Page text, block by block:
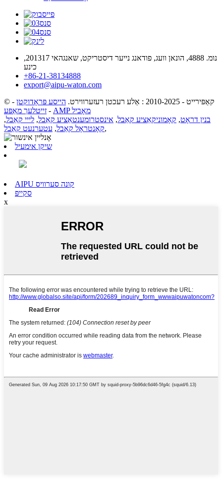
נומ. 4888, הונאן וועג, פודאנג נייער דיסטריקט, שאנגהאי 201317,
כינע
+86-21-38134888
export@aipu-waton.com
© קאַפּירייט - 2010-2025 : אַלע רעכטן רעזערווירט.
הייסע פּראָדוקטן -
זייטלעך מאַפּע -
AMP מאָביל
בנין דראָט, קאָמוניקאַציע קאַבל, אינסטרומענטאַציע קאַבל, לייי קאַבל,
קאָנטראָל קאַבל, עטערנעט קאַבל ,
שיקן אימעיל
AIPU קונה סערוויס
סקייפּ
x